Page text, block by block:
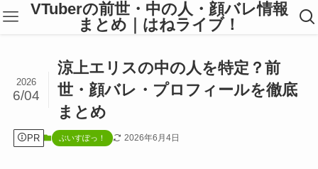
VTuberの前世・中の人・顔バレ情報
まとめ｜はねライブ！
涼上エリスの中の人を特定？前
世・顔バレ・プロフィールを徹底
まとめ
2026
6/04
PR ぶいすぽっ！ 2026年6月4日